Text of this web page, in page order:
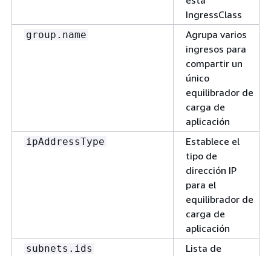
IngressClass
group.name
Agrupa varios
ingresos para
compartir un
único
equilibrador de
carga de
aplicación
ipAddressType
Establece el
tipo de
dirección IP
para el
equilibrador de
carga de
aplicación
subnets.ids
Lista de